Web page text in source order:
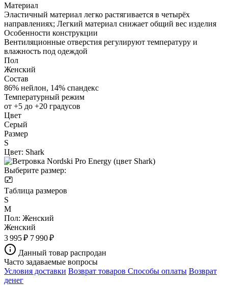
Материал
Эластичный материал легко растягивается в четырёх
направлениях; Легкий материал снижает общий вес изделия
Особенности конструкции
Вентиляционные отверстия регулируют температуру и
влажность под одеждой
Пол
Женский
Состав
86% нейлон, 14% спандекс
Температурный режим
от +5 до +20 градусов
Цвет
Серый
Размер
S
Цвет: Shark
Выберите размер:
Таблица размеров
S
M
Пол: Женский
Женский
3 995 ₽ 7 990 ₽
Данный товар распродан
Часто задаваемые вопросы
Условия доставки Возврат товаров Способы оплаты Возврат
денег